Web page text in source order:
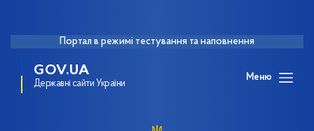
Портал в режимі тестування та наповнення
GOV.UA
Державні сайти України
Меню